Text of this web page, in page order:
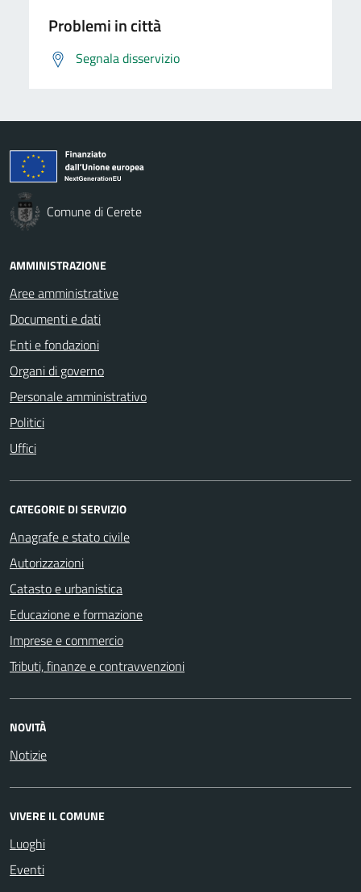
Problemi in città
Segnala disservizio
Comune di Cerete
AMMINISTRAZIONE
Aree amministrative
Documenti e dati
Enti e fondazioni
Organi di governo
Personale amministrativo
Politici
Uffici
CATEGORIE DI SERVIZIO
Anagrafe e stato civile
Autorizzazioni
Catasto e urbanistica
Educazione e formazione
Imprese e commercio
Tributi, finanze e contravvenzioni
NOVITÀ
Notizie
VIVERE IL COMUNE
Luoghi
Eventi